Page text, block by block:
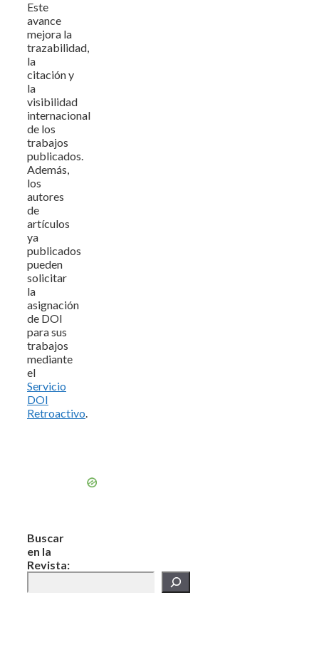
Este
avance
mejora la
trazabilidad,
la
citación y
la
visibilidad
internacional
de los
trabajos
publicados.
Además,
los
autores
de
artículos
ya
publicados
pueden
solicitar
la
asignación
de DOI
para sus
trabajos
mediante
el
Servicio
DOI
Retroactivo.
Buscar
en la
Revista: